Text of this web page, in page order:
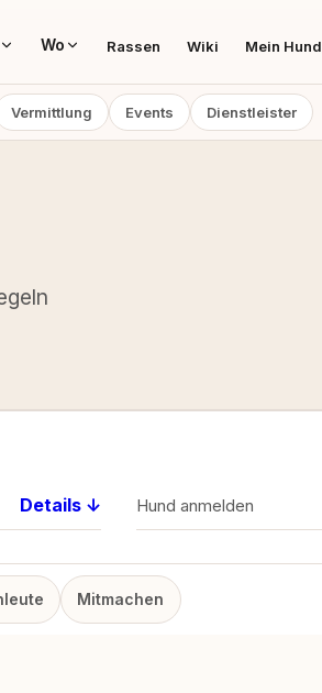
Wo Rassen Wiki Mein Hund
Vermittlung Events Dienstleister
Details ↓ Hund anmelden
Mitmachen